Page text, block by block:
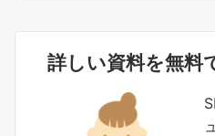
詳しい資料を無料